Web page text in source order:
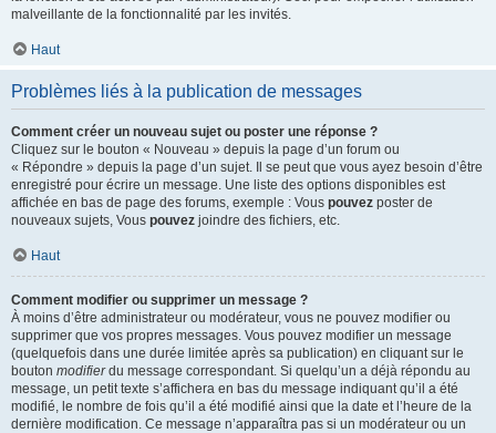
malveillante de la fonctionnalité par les invités.
Haut
Problèmes liés à la publication de messages
Comment créer un nouveau sujet ou poster une réponse ?
Cliquez sur le bouton « Nouveau » depuis la page d’un forum ou
« Répondre » depuis la page d’un sujet. Il se peut que vous ayez besoin d’être
enregistré pour écrire un message. Une liste des options disponibles est
affichée en bas de page des forums, exemple : Vous pouvez poster de
nouveaux sujets, Vous pouvez joindre des fichiers, etc.
Haut
Comment modifier ou supprimer un message ?
À moins d’être administrateur ou modérateur, vous ne pouvez modifier ou
supprimer que vos propres messages. Vous pouvez modifier un message
(quelquefois dans une durée limitée après sa publication) en cliquant sur le
bouton modifierdu message correspondant. Si quelqu’un a déjà répondu au
message, un petit texte s’affichera en bas du message indiquant qu’il a été
modifié, le nombre de fois qu’il a été modifié ainsi que la date et l’heure de la
dernière modification. Ce message n’apparaîtra pas si un modérateur ou un